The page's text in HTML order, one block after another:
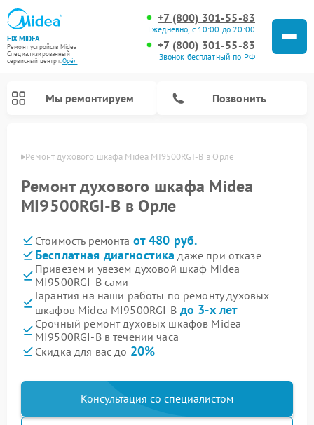
FIX-MIDEA
Ремонт устройств Midea
Специализированный
cервисный центр г.Орёл
+7 (800) 301-55-83
Ежедневно, с 10:00 до 20:00
+7 (800) 301-55-83
Звонок бесплатный по РФ
Мы ремонтируем Позвонить
Ремонт духового шкафа Midea MI9500RGI-B в Орле
Ремонт духового шкафа Midea
MI9500RGI-B в Орле
Стоимость ремонта от 480 руб.
Бесплатная диагностика даже при отказе
Привезем и увезем духовой шкаф Midea
MI9500RGI-B сами
Гарантия на наши работы по ремонту духовых
шкафов Midea MI9500RGI-B до 3-х лет
Срочный ремонт духовых шкафов Midea
MI9500RGI-B в течении часа
Скидка для вас до 20%
Консультация со специалистом